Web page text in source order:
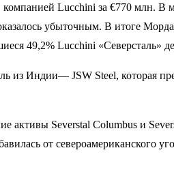
Lucchini за €770 млн.
убыточным. В итоге
49,2% Lucchini «Северсталь»
из Индии— JSW Steel, которая
активы Severstal Columbus и
от североамериканского